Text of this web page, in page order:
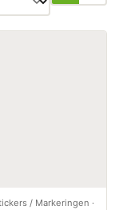
/ Markeringen ·